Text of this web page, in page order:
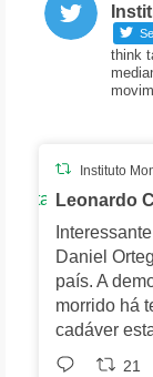
think
Instituto
Avatar Leonardo
Daniel
país. A
morrido há
cadáver
21